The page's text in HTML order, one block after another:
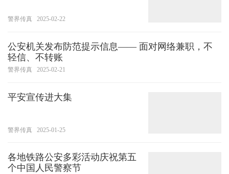
警界传真 2025-02-22
公安机关发布防范提示信息—— 面对网络兼职，不
轻信、不转账
警界传真 2025-02-21
平安宣传进大集
警界传真 2025-01-25
各地铁路公安多彩活动庆祝第五
个中国人民警察节